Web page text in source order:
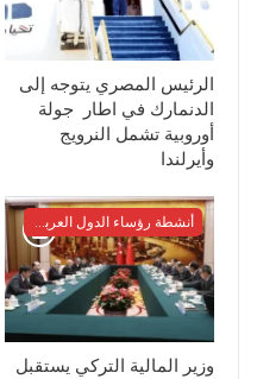
الرئيس المصري يتوجه إلى
الدنمارك في اطار جولة
أوروبية تشمل النرويج
وأيرلندا
أنشطة رؤساء الدول العربية والأوربية
وزير المالية التركي يستقبل